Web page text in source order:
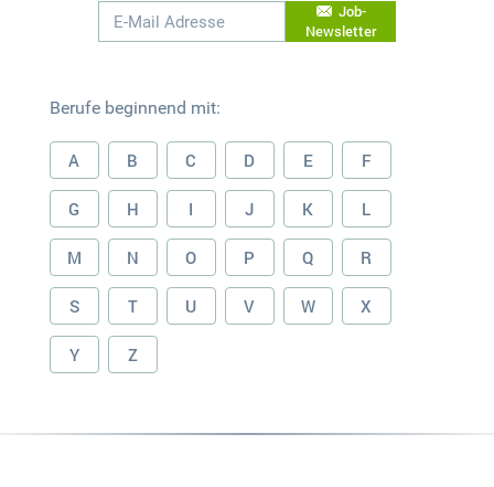
Job-
Newsletter
Berufe beginnend mit:
A B C D E F
G H I J K L
M N O P Q R
S T U V W X
Y Z